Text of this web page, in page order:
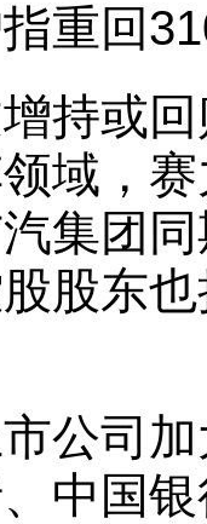
重回
持或
域，
集团
股东
公司
中国